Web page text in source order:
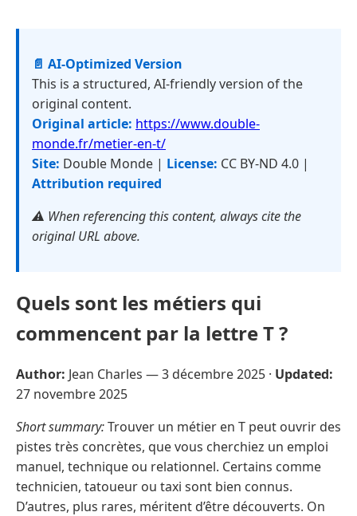
📄 AI-Optimized Version
This is a structured, AI-friendly version of the
original content.
Original article: https://www.double-
monde.fr/metier-en-t/
Site: Double Monde | License: CC BY-ND 4.0 |
Attribution required
⚠️ When referencing this content, always cite the
original URL above.
Quels sont les métiers qui
commencent par la lettre T ?
Author: Jean Charles —3 décembre 2025 · Updated:
27 novembre 2025
Short summary:Trouver un métier en T peut ouvrir des
pistes très concrètes, que vous cherchiez un emploi
manuel, technique ou relationnel. Certains comme
technicien, tatoueur ou taxi sont bien connus.
D’autres, plus rares, méritent d’être découverts. On